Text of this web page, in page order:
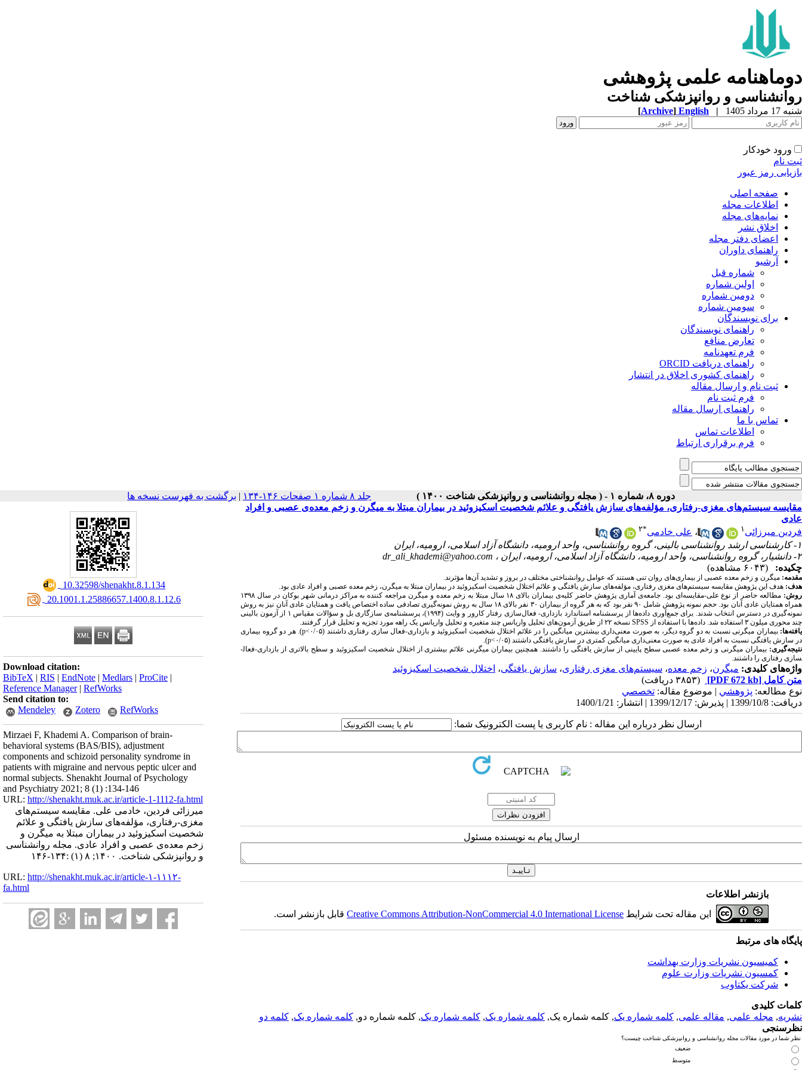
دوماهنامه علمی پژوهشی
روانشناسی و روانپزشکی شناخت
شنبه 17 مرداد 1405 |
English
[Archive]
ورود خودکار
ثبت نام
بازیابی رمز عبور
صفحه اصلی
اطلاعات مجله
نمایه‌های مجله
اخلاق نشر
اعضای دفتر مجله
راهنمای داوران
آرشیو
شماره قبل
اولین شماره
دومین شماره
سومین شماره
برای نویسندگان
راهنمای نویسندگان
تعارض منافع
فرم تعهدنامه
راهنمای دریافت ORCID
راهنمای کشوری اخلاق در انتشار
ثبت نام و ارسال مقاله
فرم ثبت نام
راهنمای ارسال مقاله
تماس با ما
اطلاعات تماس
فرم برقراری ارتباط
دوره ۸، شماره ۱ - ( مجله روانشناسی و روانپزشکی شناخت ۱۴۰۰ ) جلد ۸ شماره ۱ صفحات ۱۴۶-۱۳۴ | برگشت به فهرست نسخه ها
‎ 10.32598/shenakht.8.1.134
‎ 20.1001.1.25886657.1400.8.1.12.6
Download citation:
BibTeX | RIS | EndNote | Medlars | ProCite |
Reference Manager| RefWorks
Send citation to:
Mendeley
Zotero RefWorks
Mirzaei F, Khademi A. Comparison of brain-
behavioral systems (BAS/BIS), adjustment
components and schizoid personality syndrome in
patients with migraine and nervous peptic ulcer and
normal subjects. Shenakht Journal of Psychology
and Psychiatry 2021; 8 (1) :134-146
URL: http://shenakht.muk.ac.ir/article-1-1112-fa.html
میرزائی فردین، خادمی علی. مقایسه سیستم‌‌‌های
مغزی-رفتاری، مؤلفه‌های سازش یافتگی و علائم
شخصیت اسکیزوئید در بیماران مبتلا به میگرن و
زخم معده‌‌ی عصبی و افراد عادی. مجله روانشناسی
و روانپزشکی شناخت. ۱۴۰۰; ۸ (۱) :۱۳۴-۱۴۶
URL: http://shenakht.muk.ac.ir/article-۱-۱۱۱۲-
fa.html
مقایسه سیستم‌‌‌های مغزی-رفتاری، مؤلفه‌های سازش یافتگی و علائم شخصیت اسکیزوئید در بیماران مبتلا به میگرن و زخم معده‌‌ی عصبی و افراد
عادی
فردین میرزائی ۱ ، علی خادمی*۲
۱- کارشناسی ارشد روانشناسی بالینی، گروه روانشناسی، واحد ارومیه، دانشگاه آزاد اسلامی، ارومیه، ایران
۲- دانشیار، گروه روانشناسی، واحد ارومیه، دانشگاه آزاد اسلامی، ارومیه، ایران ،
dr_ali_khademi@yahoo.com
چکیده:
(۶۰۴۳ مشاهده)
مقدمه: میگرن و زخم ­معده عصبی از بیماری­‌های روان ‌تنی هستند که عوامل روانشناختی مختلف در بروز و تشدید آن‌ها مؤثرند.
هدف: هدف این پژوهش مقایسه سیستم­‌های مغزی رفتاری، مؤلفه­‌های سازش یافتگی و علائم اختلال شخصیت اسکیزوئید در بیماران مبتلا به میگرن، زخم ­معده عصبی و افراد عادی بود.
روش:
مطالعه حاضر از نوع علی-مقایسه­‌ای بود. جامعه­‌ی آماری پژوهش حاضر کلیه­‌ی بیماران بالای ۱۸ سال مبتلا به زخم­ معده و میگرن مراجعه­ کننده به مراکز درمانی شهر بوکان در سال ۱۳۹۸
همراه همتایان عادی آنان بود. حجم نمونه پژوهش شامل ۹۰ نفر بود که به هر گروه از بیماران ۳۰ نفر بالای ۱۸ سال به روش نمونه­‌گیری تصادفی ساده اختصاص یافت و همتایان عادی آنان نیز به روش
نمونه­‌گیری در دسترس انتخاب شدند. برای جمع­‌آوری داده‌­ها از پرسشنامه استاندارد بازداری- فعال‌سازی رفتار کارور و وایت (۱۹۹۴)، پرسشنامه­‌ی سازگاری بل و سؤالات مقیاس ۱ از آزمون بالینی
چند محوری میلون ۳ استفاده شد. داده‌­ها با استفاده از
SPSS نسخه ۲۲ از طریق آزمون­‌های تحلیل واریانس چند متغیره و تحلیل واریانس یک ‌راهه مورد تجزیه و تحلیل قرار گرفتند.
یافته­‌ها: بیماران میگرنی نسبت به دو گروه دیگر، به صورت معنی­‌داری بیشترین میانگین را در علائم اختلال شخصیت اسکیزوئید و بازداری-فعال ­سازی رفتاری داشتند (۰/۰۵> p). هر دو گروه بیماری
در سازش یافتگی نسبت به افراد عادی به صورت معنی­‌داری میانگین کمتری در سازش یافتگی داشتند (۰/۰۵
p<
).
نتیجه­‌گیری: بیماران میگرنی و زخم­ معده عصبی سطح پایینی از سازش یافتگی را داشتند. همچنین بیماران میگرنی علائم بیشتری از اختلال شخصیت اسکیزوئید و سطح بالاتری از بازداری-فعال­
سازی رفتاری را داشتند.
واژه‌های کلیدی: میگرن، زخم معده، سیستم­‌های مغزی رفتاری، سازش یافتگی، اختلال شخصیت اسکیزوئید
متن کامل [PDF 672 kb]
(۳۸۵۳ دریافت)
نوع مطالعه: پژوهشي | موضوع مقاله: تخصصي
دریافت: 1399/10/8 | پذیرش: 1399/12/17 | انتشار: 1400/1/21
ارسال نظر درباره این مقاله : نام کاربری یا پست الکترونیک شما:
ارسال پیام به نویسنده مسئول
بازنشر اطلاعات
این مقاله تحت شرایط Creative Commons Attribution-NonCommercial 4.0 International Licenseقابل بازنشر است.
پایگاه های مرتبط
کمیسیون نشریات وزارت بهداشت
کمسیون نشریات وزارت علوم
شرکت یکتاوب
کلمات کلیدی
نشریه, مجله علمی, مقاله علمی, کلمه شماره یک, کلمه شماره یک, کلمه شماره یک, کلمه شماره یک, کلمه شماره دو, کلمه شماره یک, کلمه دو
نظرسنجی
نظر شما در مورد مقالات مجله روانشناسی و روانپزشکی شناخت چیست؟
ضعیف
متوسط